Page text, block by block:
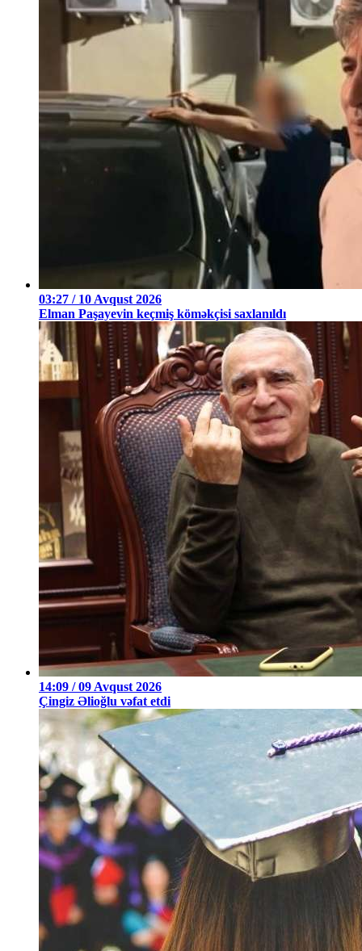
03:27 / 10 Avqust 2026
Elman Paşayevin keçmiş köməkçisi saxlanıldı
14:09 / 09 Avqust 2026
Çingiz Əlioğlu vəfat etdi